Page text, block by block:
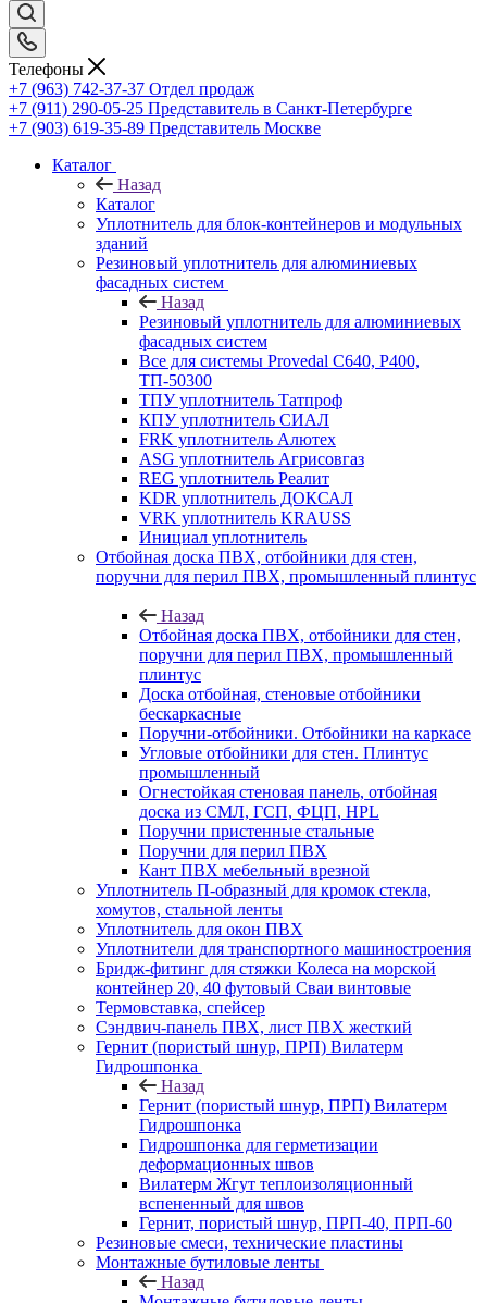
Телефоны
+7 (963) 742-37-37 Отдел продаж
+7 (911) 290-05-25 Представитель в Санкт-Петербурге
+7 (903) 619-35-89 Представитель Москве
Каталог
Назад
Каталог
Уплотнитель для блок-контейнеров и модульных
зданий
Резиновый уплотнитель для алюминиевых
фасадных систем
Назад
Резиновый уплотнитель для алюминиевых
фасадных систем
Все для системы Provedal С640, Р400,
ТП-50300
ТПУ уплотнитель Татпроф
КПУ уплотнитель СИАЛ
FRK уплотнитель Алютех
ASG уплотнитель Агрисовгаз
REG уплотнитель Реалит
KDR уплотнитель ДОКСАЛ
VRK уплотнитель KRAUSS
Инициал уплотнитель
Отбойная доска ПВХ, отбойники для стен,
поручни для перил ПВХ, промышленный плинтус
Назад
Отбойная доска ПВХ, отбойники для стен,
поручни для перил ПВХ, промышленный
плинтус
Доска отбойная, стеновые отбойники
бескаркасные
Поручни-отбойники. Отбойники на каркасе
Угловые отбойники для стен. Плинтус
промышленный
Огнестойкая стеновая панель, отбойная
доска из СМЛ, ГСП, ФЦП, HPL
Поручни пристенные стальные
Поручни для перил ПВХ
Кант ПВХ мебельный врезной
Уплотнитель П-образный для кромок стекла,
хомутов, стальной ленты
Уплотнитель для окон ПВХ
Уплотнители для транспортного машиностроения
Бридж-фитинг для стяжки Колеса на морской
контейнер 20, 40 футовый Сваи винтовые
Термовставка, спейсер
Сэндвич-панель ПВХ, лист ПВХ жесткий
Гернит (пористый шнур, ПРП) Вилатерм
Гидрошпонка
Назад
Гернит (пористый шнур, ПРП) Вилатерм
Гидрошпонка
Гидрошпонка для герметизации
деформационных швов
Вилатерм Жгут теплоизоляционный
вспененный для швов
Гернит, пористый шнур, ПРП-40, ПРП-60
Резиновые смеси, технические пластины
Монтажные бутиловые ленты
Назад